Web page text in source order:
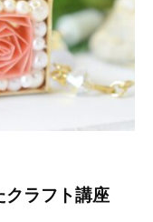
クラフト講座